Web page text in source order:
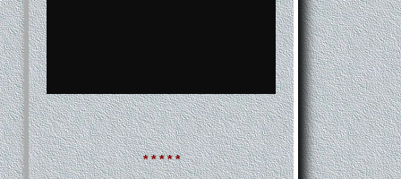
* * * * *